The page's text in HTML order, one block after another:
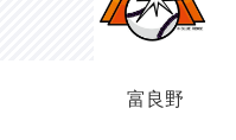
富良野